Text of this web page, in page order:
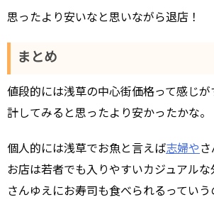
思ったより安いなと思いながら退店！
まとめ
値段的には浅草の中心街価格って感じが
計してみると思ったより安かったかな。
個人的には浅草でお魚と言えば志婦や
お店は若者でも入りやすいカジュアルな
さんゆえにお寿司も食べられるっていう